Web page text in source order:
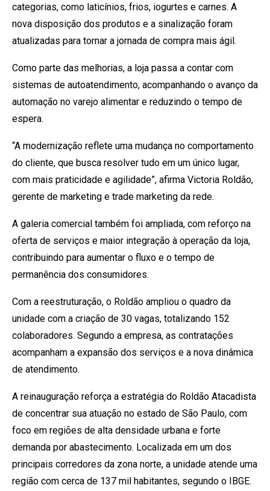
categorias, como laticínios, frios, iogurtes e carnes. A
nova disposição dos produtos e a sinalização foram
atualizadas para tornar a jornada de compra mais ágil.
Como parte das melhorias, a loja passa a contar com
sistemas de autoatendimento, acompanhando o avanço da
automação no varejo alimentar e reduzindo o tempo de
espera.
“A modernização reflete uma mudança no comportamento
do cliente, que busca resolver tudo em um único lugar,
com mais praticidade e agilidade”, afirma Victoria Roldão,
gerente de marketing e trade marketing da rede.
A galeria comercial também foi ampliada, com reforço na
oferta de serviços e maior integração à operação da loja,
contribuindo para aumentar o fluxo e o tempo de
permanência dos consumidores.
Com a reestruturação, o Roldão ampliou o quadro da
unidade com a criação de 30 vagas, totalizando 152
colaboradores. Segundo a empresa, as contratações
acompanham a expansão dos serviços e a nova dinâmica
de atendimento.
A reinauguração reforça a estratégia do Roldão Atacadista
de concentrar sua atuação no estado de São Paulo, com
foco em regiões de alta densidade urbana e forte
demanda por abastecimento. Localizada em um dos
principais corredores da zona norte, a unidade atende uma
região com cerca de 137 mil habitantes, segundo o IBGE.